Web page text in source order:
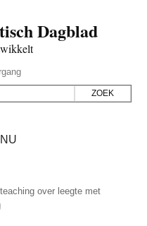
Dagblad
over leegte met